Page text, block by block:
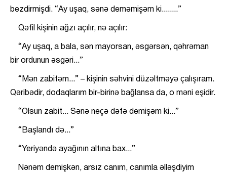
bezdirmişdi. “Ay uşaq, sənə deməmişəm ki........”
Qəfil kişinin ağzı açılır, nə açılır:
“Ay uşaq, a bala, sən mayorsan, əsgərsən, qəhrəman
bir ordunun əsgəri...”
“Mən zabitəm...” – kişinin səhvini düzəltməyə çalışıram.
Qəribədir, dodaqlarım bir-birinə bağlansa da, o məni eşidir.
“Olsun zabit... Sənə neçə dəfə demişəm ki...”
“Başlandı də...”
“Yeriyəndə ayağının altına bax...”
Nənəm demişkən, arsız canım, canımla əlləşdiyim